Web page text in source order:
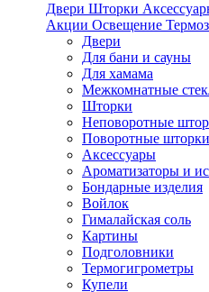
Двери Шторки
Акции Освещение
Двери
Для бани и сауны
Для хамама
Межкомнатные
Шторки
Неповоротные
Поворотные шторки
Аксессуары
Ароматизаторы и
Бондарные изделия
Войлок
Гималайская соль
Картины
Подголовники
Термогигрометры
Купели